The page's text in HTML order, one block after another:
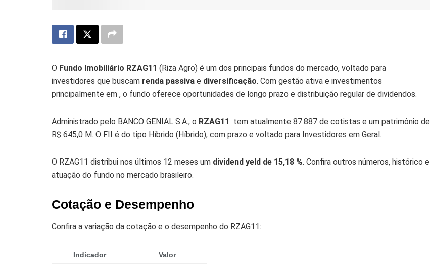
O Fundo Imobiliário RZAG11 (Riza Agro) é um dos principais fundos do mercado, voltado para
investidores que buscam renda passiva e diversificação. Com gestão ativa e investimentos
principalmente em , o fundo oferece oportunidades de longo prazo e distribuição regular de dividendos.
Administrado pelo BANCO GENIAL S.A., o RZAG11
tem atualmente 87.887 de cotistas e um patrimônio de
R$ 645,0 M. O FII é do tipo Híbrido (Híbrido), com prazo e voltado para Investidores em Geral.
O RZAG11 distribui nos últimos 12 meses um dividend yeld de 15,18 %. Confira outros números, histórico e
atuação do fundo no mercado brasileiro.
Cotação e Desempenho
Confira a variação da cotação e o desempenho do RZAG11:
Indicador Valor